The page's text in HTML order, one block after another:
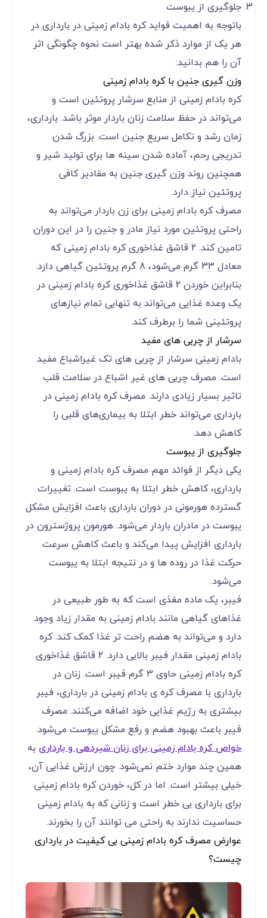
جلوگیری از یبوست
باتوجه به اهمیت فواید کره بادام زمینی در بارداری در
هر یک از موارد ذکر شده بهتر است نحوه چگونگی اثر
آن را هم بدانید:
وزن گیری جنین با کره بادام زمینی
کره بادام زمینی از منابع سرشار پروتئین است و
می‌‌‌‌‌‌‌‌‌‌‌‌تواند در حفظ سلامت زنان باردار موثر باشد. بارداری،
زمان رشد و تکامل سریع جنین است. بزرگ شدن
تدریجی رحم، آماده شدن سینه ها برای تولید شیر و
همچنین روند وزن گیری جنین به مقادیر کافی
پروتئین نیاز دارد.
مصرف کره بادام زمینی برای زن باردار می‌‌‌‌‌‌‌‌‌‌‌‌تواند به
راحتی پروتئین مورد نیاز مادر و جنین را در این دوران
تامین کند. 2 قاشق غذاخوری کره بادام زمینی که
معادل 33 گرم می‌‌‌‌‌‌‌‌‌‌‌‌شود، 8 گرم پروتئین گیاهی دارد.
بنابراین خوردن 2 قاشق غذاخوری کره بادام زمینی در
یک وعده غذایی می‌‌‌‌‌‌‌‌‌‌‌‌تواند به تنهایی تمام نیازهای
پروتئینی شما را برطرف کند.
سرشار از چربی های مفید
بادام زمینی سرشار از چربی های تک غیراشباع مفید
است. مصرف چربی های غیر اشباع در سلامت قلب
تاثیر بسیار زیادی دارند. مصرف کره بادام زمینی در
بارداری می‌‌‌‌‌‌‌‌‌‌‌‌تواند خطر ابتلا به بیماری‌های قلبی را
کاهش دهد.
جلوگیری از یبوست
یکی دیگر از فوائد مهم مصرف کره بادام زمینی و
بارداری، کاهش خطر ابتلا به یبوست است. تغییرات
گسترده هورمونی در دوران بارداری باعث افزایش مشکل
یبوست در مادران باردار می‌‌‌‌‌‌‌‌‌‌‌‌شود. هورمون پروژسترون در
بارداری افزایش پیدا می‌‌‌‌‌‌‌‌‌‌‌‌کند و باعث کاهش سرعت
حرکت غذا در روده ها و در نتیجه ابتلا به یبوست
می‌‌‌‌‌‌‌‌‌‌‌‌شود.
فیبر، یک ماده مغذی است که به طور طبیعی در
غذاهای گیاهی مانند بادام زمینی به مقدار زیاد وجود
دارد و می‌‌‌‌‌‌‌‌‌‌‌‌تواند به هضم راحت تر غذا کمک کند. کره
بادام زمینی مقدار فیبر بالایی دارد. 2 قاشق غذاخوری
کره بادام زمینی حاوی 3 گرم فیبر است. زنان در
بارداری با مصرف کره ی بادام زمینی در بارداری، فیبر
بیشتری به رژیم غذایی خود اضافه می‌‌‌‌‌‌‌‌‌‌‌‌کنند. مصرف
فیبر باعث بهبود هضم و رفع مشکل یبوست می‌‌‌‌‌‌‌‌‌‌‌‌شود.
خواص کره بادام زمینی برای زنان شیردهی و بارداری به
همین چند موارد ختم نمی‌‌‌‌‌‌‌‌‌‌‌‌شود. چون ارزش غذایی آن،
خیلی بیشتر است. اما در کل، خوردن کره بادام زمینی
برای بارداری بی خطر است و زنانی که به بادام زمینی
حساسیت ندارند به راحتی می توانند آن را بخورند.
عوارض مصرف کره بادام زمینی بی کیفیت در بارداری
چیست؟